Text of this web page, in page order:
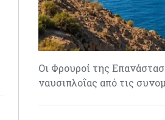
Οι Φρουροί της
ναυσιπλοΐας από τις